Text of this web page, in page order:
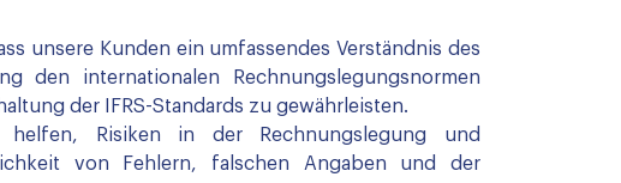
unsere Kunden ein umfassendes Verständnis des
den internationalen Rechnungslegungsnormen
der IFRS-Standards zu gewährleisten.
helfen, Risiken in der Rechnungslegung und
von Fehlern, falschen Angaben und der